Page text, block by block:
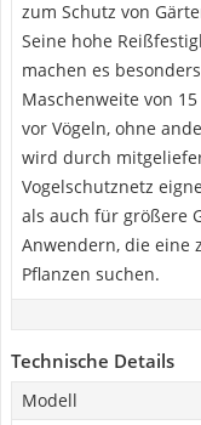
zum Schutz von
Seine hohe
machen es
Maschenweite von
vor Vögeln, ohne
wird durch
Vogelschutznetz
als auch für größere
Anwendern, die eine
Pflanzen suchen.
Technische Details
Modell